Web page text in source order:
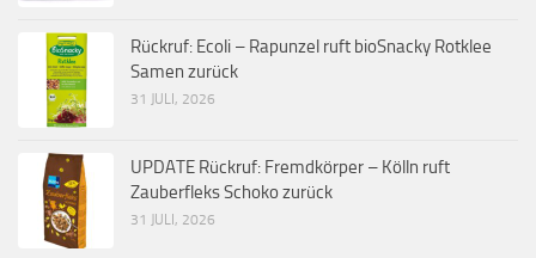
Rückruf: Ecoli – Rapunzel ruft bioSnacky Rotklee
Samen zurück
31 JULI, 2026
UPDATE Rückruf: Fremdkörper – Kölln ruft
Zauberfleks Schoko zurück
31 JULI, 2026